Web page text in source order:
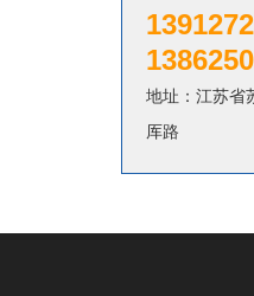
地址：江苏省
厍路